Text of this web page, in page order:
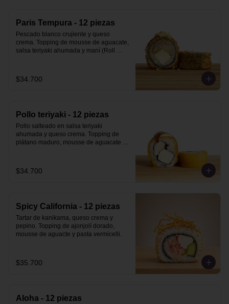
Paris Tempura - 12 piezas
Pescado blanco crujiente y queso
crema. Topping de mousse de aguacate,
salsa teriyaki ahumada y maní (Roll
$34.700
Pollo teriyaki - 12 piezas
Pollo salteado en salsa teriyaki
ahumada y queso crema. Topping de
plátano maduro, mousse de aguacate y
$34.700
Spicy California - 12 piezas
Tartar de kanikama, queso crema y
pepino. Topping de ajonjolí dorado,
mousse de aguacte y pasta vermicelli.
$35.700
Aloha - 12 piezas